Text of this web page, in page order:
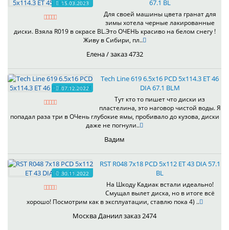
15.03.2023
67.1 BL
Для своей машины цвета гранат для
зимы хотела черные лакированные
диски. Взяла R019 в окрасе BL.Это ОЧЕНЬ красиво на белом снегу !
Живу в Сибири, пл..
Елена / заказ 4732
07.12.2022
Tech Line 619 6.5x16 PCD 5x114.3 ET 46
DIA 67.1 BLM
Тут кто то пишет что диски из
пластелина, это наговор чистой воды. Я
попадал раза три в ОЧень глубокие ямы, пробивало до кузова, диски
даже не погнули..
Вадим
30.11.2022
RST R048 7x18 PCD 5x112 ET 43 DIA 57.1
BL
На Шкоду Кадиак встали идеально!
Смущал вылет диска, но в итоге всё
хорошо! Посмотрим как в эксплуатации, ставлю пока 4) ..
Москва Даниил заказ 2474